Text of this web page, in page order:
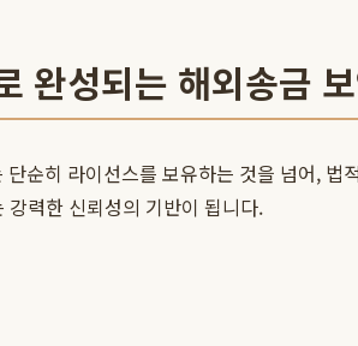
성되는 해외송금
단순히 라이선스를 보유하는 것을 넘어, 법
력한 신뢰성의 기반이 됩니다.